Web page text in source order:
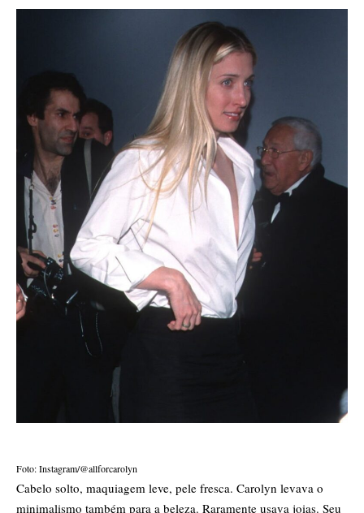
Foto: Instagram/@allforcarolyn
Cabelo solto, maquiagem leve, pele fresca. Carolyn levava o
minimalismo também para a beleza. Raramente usava joias. Seu